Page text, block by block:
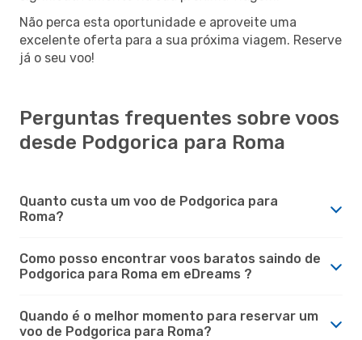
Não perca esta oportunidade e aproveite uma
excelente oferta para a sua próxima viagem. Reserve
já o seu voo!
Perguntas frequentes sobre voos
desde Podgorica para Roma
Quanto custa um voo de Podgorica para
Roma?
Como posso encontrar voos baratos saindo de
Podgorica para Roma em eDreams ?
Quando é o melhor momento para reservar um
voo de Podgorica para Roma?